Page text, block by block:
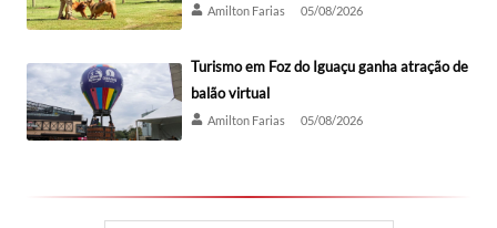
Amilton Farias 05/08/2026
Turismo em Foz do Iguaçu ganha atração de
balão virtual
Amilton Farias 05/08/2026